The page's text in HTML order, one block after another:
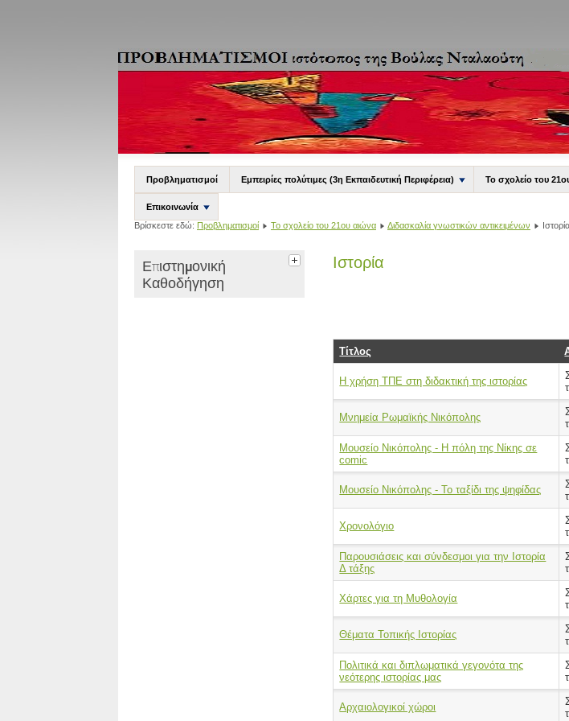
Προβληματισμοί Εμπειρίες πολύτιμες (3η Εκπαιδευτική Περιφέρεια) Το σχολείο του
Επικοινωνία
Βρίσκεστε εδώ: Προβληματισμοί Το σχολείο του 21ου αιώνα Διδασκαλία γνωστικών αντικειμένων Ιστορία
Επιστημονική
Καθοδήγηση
Ιστορία
Τίτλος
Η χρήση ΤΠΕ στη διδακτική της ιστορίας
Μνημεία Ρωμαϊκής Νικόπολης
Μουσείο Νικόπολης - Η πόλη της Νίκης σε
comic
Μουσείο Νικόπολης - Το ταξίδι της ψηφίδας
Χρονολόγιο
Παρουσιάσεις και σύνδεσμοι για την Ιστορία
Δ τάξης
Χάρτες για τη Μυθολογία
Θέματα Τοπικής Ιστορίας
Πολιτικά και διπλωματικά γεγονότα της
νεότερης ιστορίας μας
Αρχαιολογικοί χώροι